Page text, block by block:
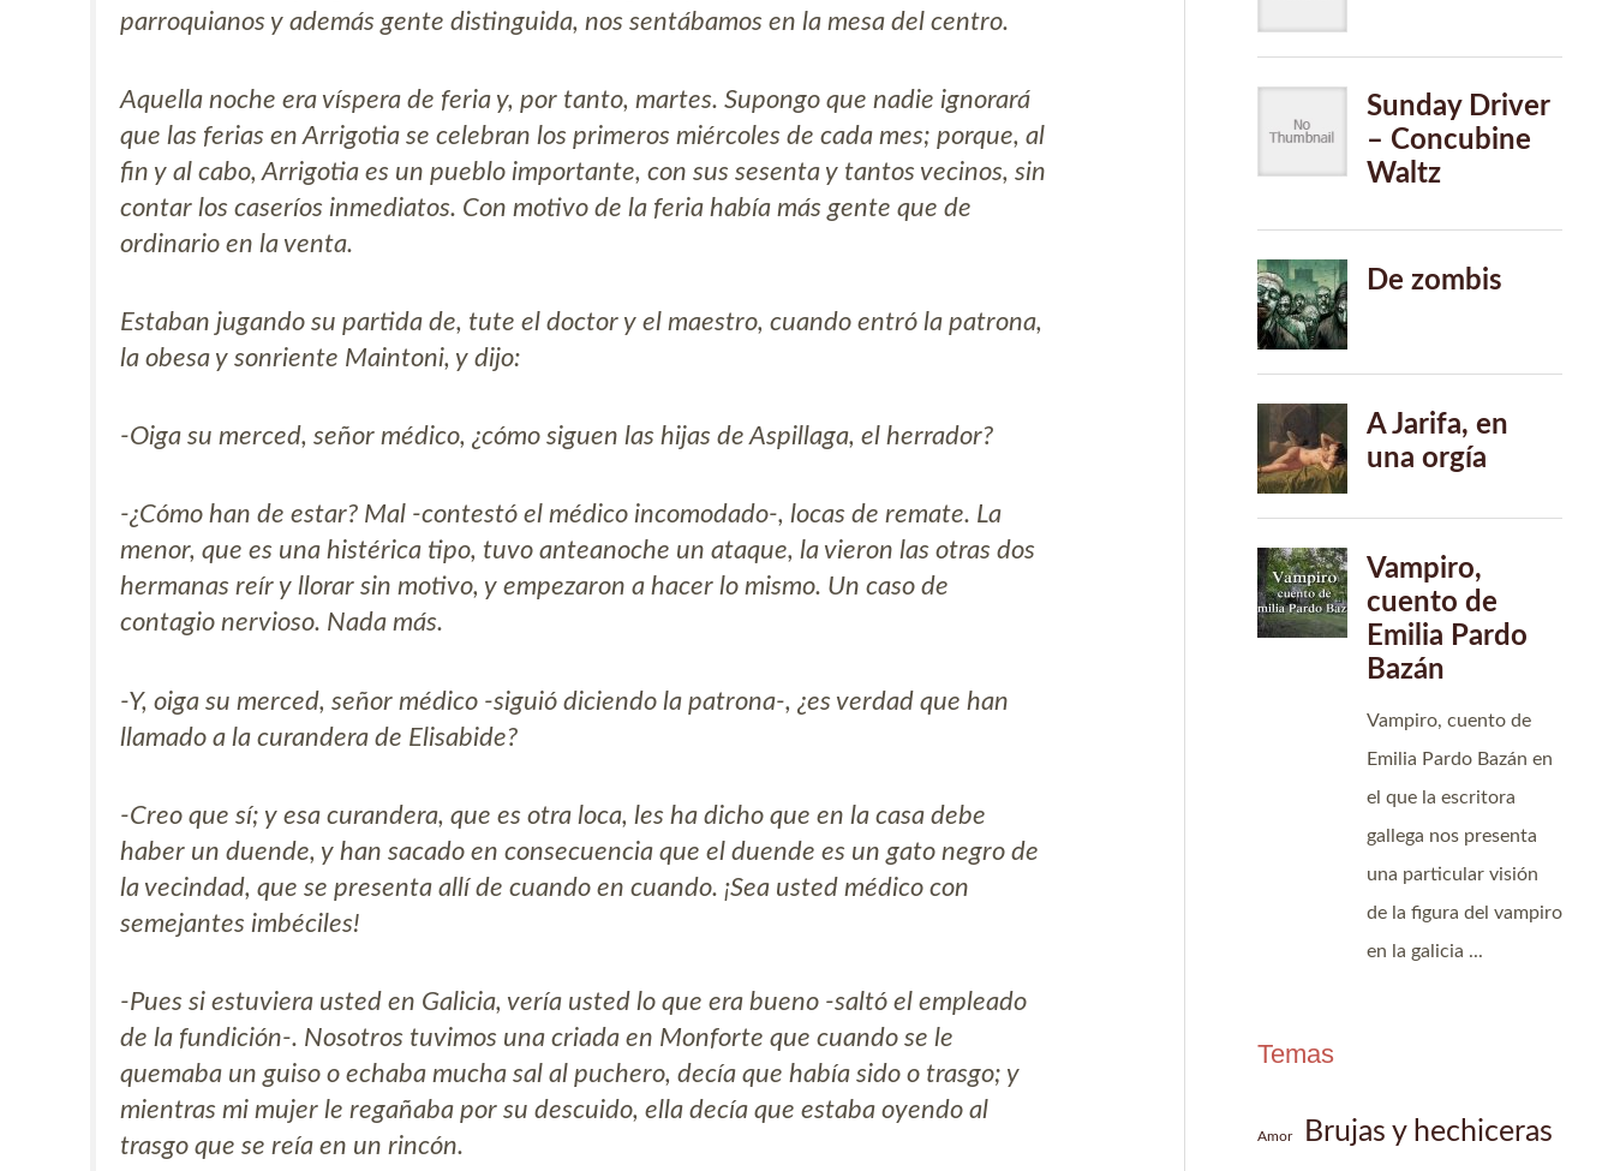
parroquianos y además gente distinguida, nos sentábamos en la mesa del centro.
Aquella noche era víspera de feria y, por tanto, martes. Supongo que nadie ignorará
que las ferias en Arrigotia se celebran los primeros miércoles de cada mes; porque, al
fin y al cabo, Arrigotia es un pueblo importante, con sus sesenta y tantos vecinos, sin
contar los caseríos inmediatos. Con motivo de la feria había más gente que de
ordinario en la venta.
Estaban jugando su partida de, tute el doctor y el maestro, cuando entró la patrona,
la obesa y sonriente Maintoni, y dijo:
-Oiga su merced, señor médico, ¿cómo siguen las hijas de Aspillaga, el herrador?
-¿Cómo han de estar? Mal -contestó el médico incomodado-, locas de remate. La
menor, que es una histérica tipo, tuvo anteanoche un ataque, la vieron las otras dos
hermanas reír y llorar sin motivo, y empezaron a hacer lo mismo. Un caso de
contagio nervioso. Nada más.
-Y, oiga su merced, señor médico -siguió diciendo la patrona-, ¿es verdad que han
llamado a la curandera de Elisabide?
-Creo que sí; y esa curandera, que es otra loca, les ha dicho que en la casa debe
haber un duende, y han sacado en consecuencia que el duende es un gato negro de
la vecindad, que se presenta allí de cuando en cuando. ¡Sea usted médico con
semejantes imbéciles!
-Pues si estuviera usted en Galicia, vería usted lo que era bueno -saltó el empleado
de la fundición-. Nosotros tuvimos una criada en Monforte que cuando se le
quemaba un guiso o echaba mucha sal al puchero, decía que había sido o trasgo; y
mientras mi mujer le regañaba por su descuido, ella decía que estaba oyendo al
trasgo que se reía en un rincón.
Temas
Amor Brujas y hechiceras